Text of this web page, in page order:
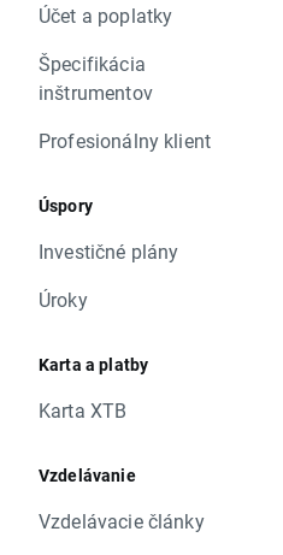
Účet a poplatky
Špecifikácia
inštrumentov
Profesionálny klient
Úspory
Investičné plány
Úroky
Karta a platby
Karta XTB
Vzdelávanie
Vzdelávacie články